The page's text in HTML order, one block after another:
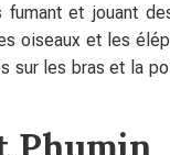
et jouant
oiseaux et les
sur les bras et la